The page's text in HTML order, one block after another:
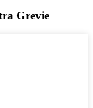
Grevie